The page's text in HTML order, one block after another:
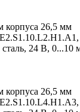
26,5 мм
24 В, 0...10
26,5 мм